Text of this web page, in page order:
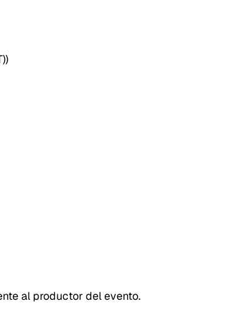
)
al productor del evento.